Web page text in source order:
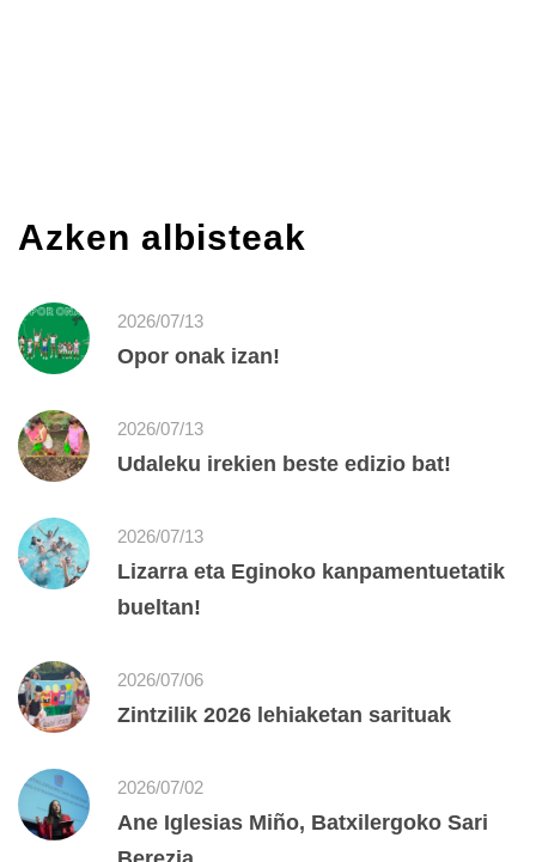
Azken albisteak
2026/07/13
Opor onak izan!
2026/07/13
Udaleku irekien beste edizio bat!
2026/07/13
Lizarra eta Eginoko kanpamentuetatik
bueltan!
2026/07/06
Zintzilik 2026 lehiaketan sarituak
2026/07/02
Ane Iglesias Miño, Batxilergoko Sari